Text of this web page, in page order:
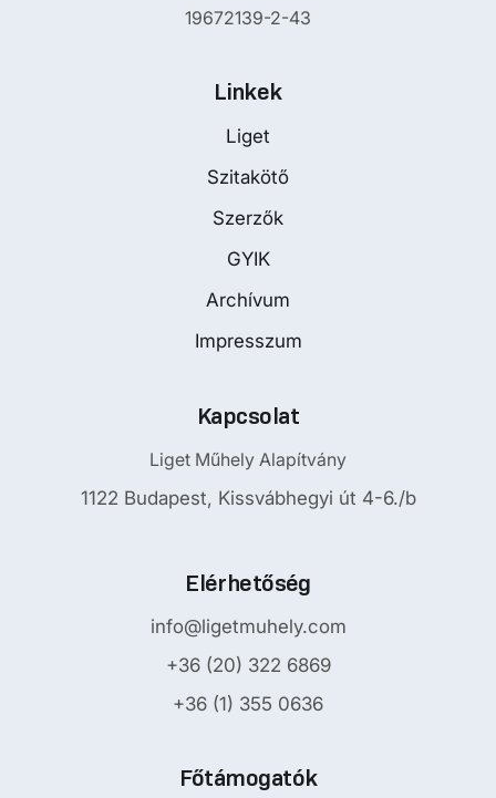
19672139-2-43
Linkek
Liget
Szitakötő
Szerzők
GYIK
Archívum
Impresszum
Kapcsolat
Liget Műhely Alapítvány
1122 Budapest, Kissvábhegyi út 4-6./b
Elérhetőség
info@ligetmuhely.com
+36 (20) 322 6869
+36 (1) 355 0636
Főtámogatók